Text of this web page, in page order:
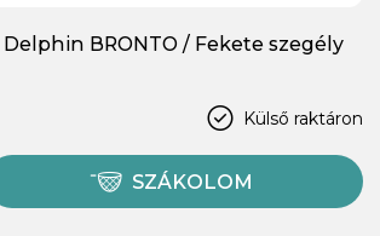
BRONTO / Fekete szegély
Külső raktáron
SZÁKOLOM